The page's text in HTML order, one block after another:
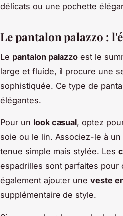
délicats ou une pochette
Le pantalon palazzo :
Le pantalon palazzo est le
large et fluide, il procure une
sophistiquée. Ce type de
élégantes.
Pour un look casual, optez
soie ou le lin. Associez-le à un
tenue simple mais stylée. Les
espadrilles sont parfaites pour
également ajouter une veste
supplémentaire de style.